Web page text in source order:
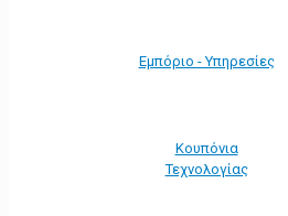
Εμπόριο - Υπηρεσίες
Κουπόνια
Τεχνολογίας